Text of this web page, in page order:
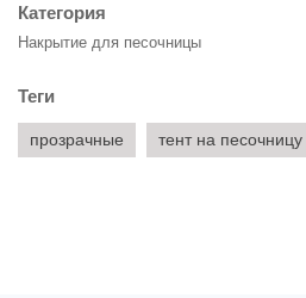
Категория
Накрытие для песочницы
Теги
прозрачные тент на песочницу